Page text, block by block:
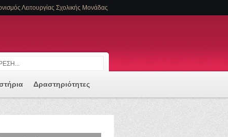
Λειτουργίας Σχολικής Μονάδας
Δραστηριότητες